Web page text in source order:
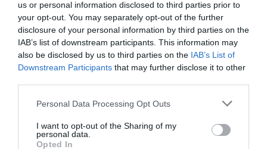
us or personal information disclosed to third parties prior to
your opt-out. You may separately opt-out of the further
disclosure of your personal information by third parties on the
IAB’s list of downstream participants. This information may
also be disclosed by us to third parties on the IAB’s List of
Downstream Participants that may further disclose it to other
Please note that this website/app uses one or more Google
not limited to your visit or usage behaviour. You may click to
grant or deny consent to Google and its third-party tags to
Personal Data Processing Opt Outs
I want to opt-out of the Sharing of my
personal data.
Opted In
Ε.Ε: Το έργο «IPCEI Hy2Tech»
αφορά και στην Ελλάδα και θα
οδηγήσει σε επενδύσεις άνω των
8,8 δισ. ευρώ
15.07.2022